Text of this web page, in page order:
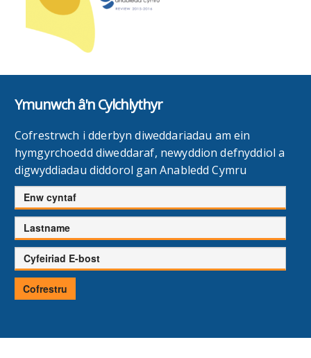
Ymunwch â'n Cylchlythyr
Cofrestrwch i dderbyn diweddariadau am ein
hymgyrchoedd diweddaraf, newyddion defnyddiol a
digwyddiadau diddorol gan Anabledd Cymru
Enw
cyntaf
Cyfenw
Cyfeiriad
E-
bost
Cofrestru